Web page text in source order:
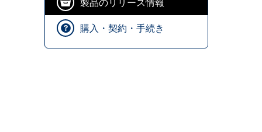
製品のリリース情報
購入・契約・手続き